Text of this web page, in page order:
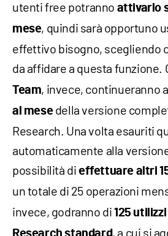
utenti free potranno attivarlo
mese, quindi sarà opportuno
effettivo bisogno, scegliendo
da affidare a questa funzione.
Team, invece, continueranno
al mesedella versione
Research. Una volta esauriti
automaticamente alla
possibilità di effettuare altri
un totale di 25 operazioni
invece, godranno di125
, a cui si